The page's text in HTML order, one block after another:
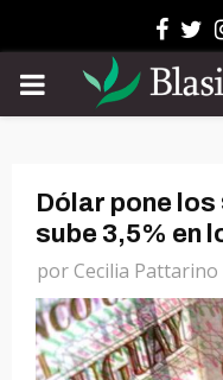
PRIMARY
Dólar pone
sube 3,5% en
porCecilia Pattarino